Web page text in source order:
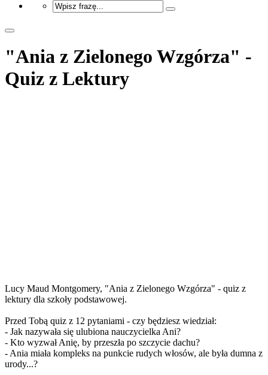
"Ania z Zielonego Wzgórza" -
Quiz z Lektury
Lucy Maud Montgomery, "Ania z Zielonego Wzgórza" - quiz z
lektury dla szkoły podstawowej.
Przed Tobą quiz z 12 pytaniami - czy będziesz wiedział:
- Jak nazywała się ulubiona nauczycielka Ani?
- Kto wyzwał Anię, by przeszła po szczycie dachu?
- Ania miała kompleks na punkcie rudych włosów, ale była dumna z
urody...?